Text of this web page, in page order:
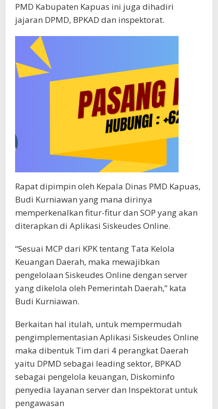
PMD Kabupaten Kapuas ini juga dihadiri
jajaran DPMD, BPKAD dan inspektorat.
Rapat dipimpin oleh Kepala Dinas PMD Kapuas,
Budi Kurniawan yang mana dirinya
memperkenalkan fitur-fitur dan SOP yang akan
diterapkan di Aplikasi Siskeudes Online.
“Sesuai MCP dari KPK tentang Tata Kelola
Keuangan Daerah, maka mewajibkan
pengelolaan Siskeudes Online dengan server
yang dikelola oleh Pemerintah Daerah,” kata
Budi Kurniawan.
Berkaitan hal itulah, untuk mempermudah
pengimplementasian Aplikasi Siskeudes Online
maka dibentuk Tim dari 4 perangkat Daerah
yaitu DPMD sebagai leading sektor, BPKAD
sebagai pengelola keuangan, Diskominfo
penyedia layanan server dan Inspektorat untuk
pengawasan